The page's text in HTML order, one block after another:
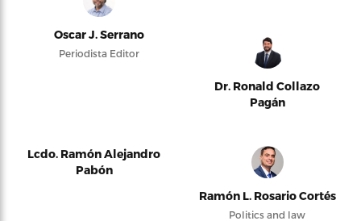
Oscar J. Serrano
Periodista Editor
Dr. Ronald Collazo
Pagán
Lcdo. Ramón Alejandro
Pabón
Ramón L. Rosario Cortés
Politics and law